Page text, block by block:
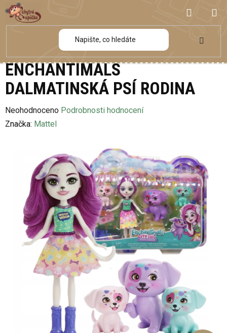
Přejít
na
obsah
KOŠÍK
ENCHANTIMALS
DALMATINSKÁ PSÍ RODINA
Průměrné
hodnocení
hvězdiček.
Neohodnoceno Podrobnosti hodnocení
Značka: Mattel